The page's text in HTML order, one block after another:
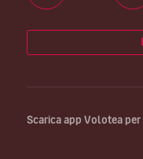
Scarica app Volotea per